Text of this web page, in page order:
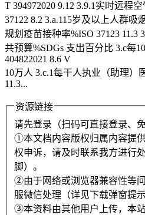
T 394972020 9.12 3.9.1实时远程
37122 8.2 3.a.115岁及以上人群吸
规划疫苗接种率%ISO 37123 11.3
共预算%SDGs 支出百分比 3.c每
404822021 8.6 V
10万人 3.c.1每干人执业（助理）
11.3...
资源链接
请先登录（扫码可直接登录、免
①本文档内容版权归属内容提
权申诉，请及时联系我方进行
脚）。
②由于网络或浏览器兼容性等
服微信处理（详见下载弹窗提
③本资料由其他用户上传，本